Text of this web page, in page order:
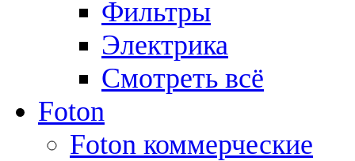
Фильтры
Электрика
Смотреть всё
Foton
Foton коммерческие